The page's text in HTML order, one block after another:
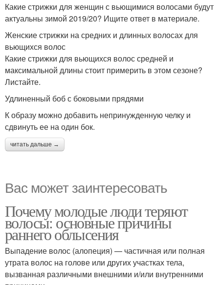
Какие стрижки для женщин с вьющимися волосами будут
актуальны зимой 2019/20? Ищите ответ в материале.
Женские стрижки на средних и длинных волосах для
вьющихся волос
Какие стрижки для вьющихся волос средней и
максимальной длины стоит примерить в этом сезоне?
Листайте.
Удлиненный боб с боковыми прядями
К образу можно добавить непринужденную челку и
сдвинуть ее на один бок.
читать дальше →
Вас может заинтересовать
Почему молодые люди теряют
волосы: основные причины
раннего облысения
Выпадение волос (алопеция) — частичная или полная
утрата волос на голове или других участках тела,
вызванная различными внешними и/или внутренними